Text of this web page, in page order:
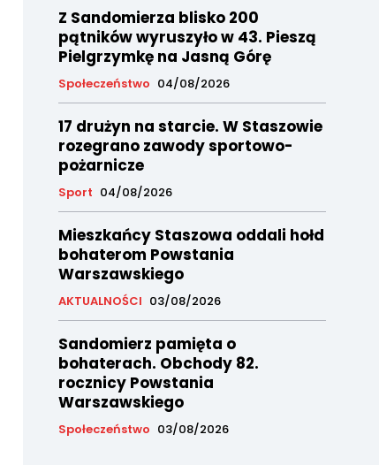
Z Sandomierza blisko 200
pątników wyruszyło w 43. Pieszą
Pielgrzymkę na Jasną Górę
Społeczeństwo 04/08/2026
17 drużyn na starcie. W Staszowie
rozegrano zawody sportowo-
pożarnicze
Sport 04/08/2026
Mieszkańcy Staszowa oddali hołd
bohaterom Powstania
Warszawskiego
AKTUALNOŚCI 03/08/2026
Sandomierz pamięta o
bohaterach. Obchody 82.
rocznicy Powstania
Warszawskiego
Społeczeństwo 03/08/2026